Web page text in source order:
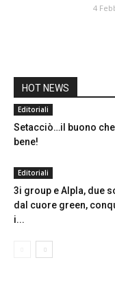
4
HOT NEWS
Editoriali
Setacciò…il buono
bene!
Editoriali
3i group e Alpla, due
dal cuore green,
i...